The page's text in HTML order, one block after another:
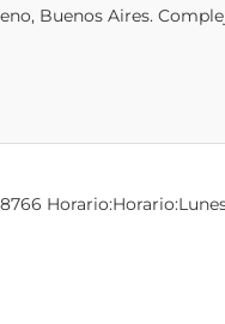
Buenos Aires.